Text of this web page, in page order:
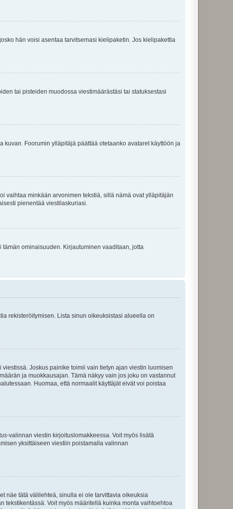
hän voisi asentaa tarvitsemasi kielipaketin. Jos kielipakettia
tai pisteiden muodossa viestimäärästäsi tai statuksestasi
kuvan. Foorumin ylläpitäjä päättää otetaanko avataret käyttöön ja
vaihtaa minkään arvonimen tekstiä, sillä nämä ovat ylläpitäjän
pienentää viestilaskuriasi.
ominaisuuden. Kirjautuminen vaaditaan, jotta
rekisteröitymisen. Lista sinun oikeuksistasi alueella on
Joskus painike toimii vain tietyn ajan viestin luomisen
ja muokkausajan. Tämä näkyy vain jos joku on vastannut
Huomaa, että normaalit käyttäjät eivät voi poistaa
-valinnan viestin kirjoituslomakkeessa. Voit myös lisätä
yksittäiseen viestiin poistamalla valinnan
näe tätä välilehteä, sinulla ei ole tarvittavia oikeuksia
Voit myös määritellä kuinka monta vaihtoehtoa